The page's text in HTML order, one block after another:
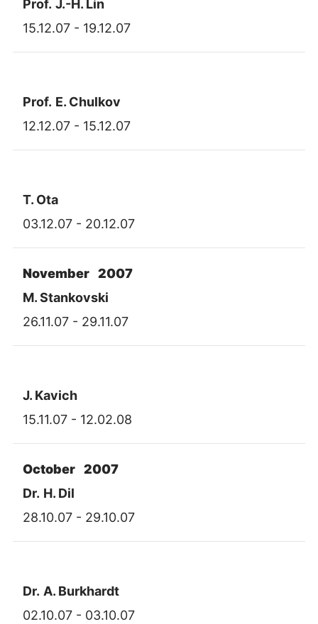
Prof. J.-H. Lin
15.12.07 - 19.12.07
Prof. E. Chulkov
12.12.07 - 15.12.07
T. Ota
03.12.07 - 20.12.07
November 2007
M. Stankovski
26.11.07 - 29.11.07
J. Kavich
15.11.07 - 12.02.08
October 2007
Dr. H. Dil
28.10.07 - 29.10.07
Dr. A. Burkhardt
02.10.07 - 03.10.07